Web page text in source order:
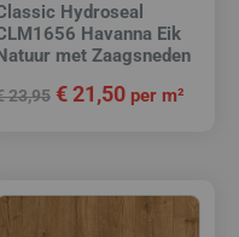
Hydroseal
Havanna Eik
met Zaagsneden
23,95 €21,50 per m²